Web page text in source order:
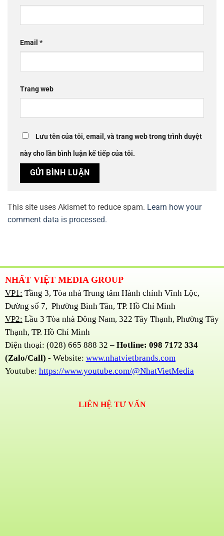
Email *
Trang web
Lưu tên của tôi, email, và trang web trong trình duyệt
này cho lần bình luận kế tiếp của tôi.
This site uses Akismet to reduce spam. Learn how your
comment data is processed.
NHẤT VIỆT MEDIA GROUP
VP1: Tầng 3, Tòa nhà Trung tâm Hành chính Vĩnh Lộc,
Đường số 7, Phường Bình Tân, TP. Hồ Chí Minh
VP2: Lầu 3 Tòa nhà Đông Nam, 322 Tây Thạnh, Phường Tây
Thạnh, TP. Hồ Chí Minh
Điện thoại: (028) 665 888 32 – Hotline: 098 7172 334
(Zalo/Call) - Website: www.nhatvietbrands.com
Youtube: https://www.youtube.com/@NhatVietMedia
LIÊN HỆ TƯ VẤN